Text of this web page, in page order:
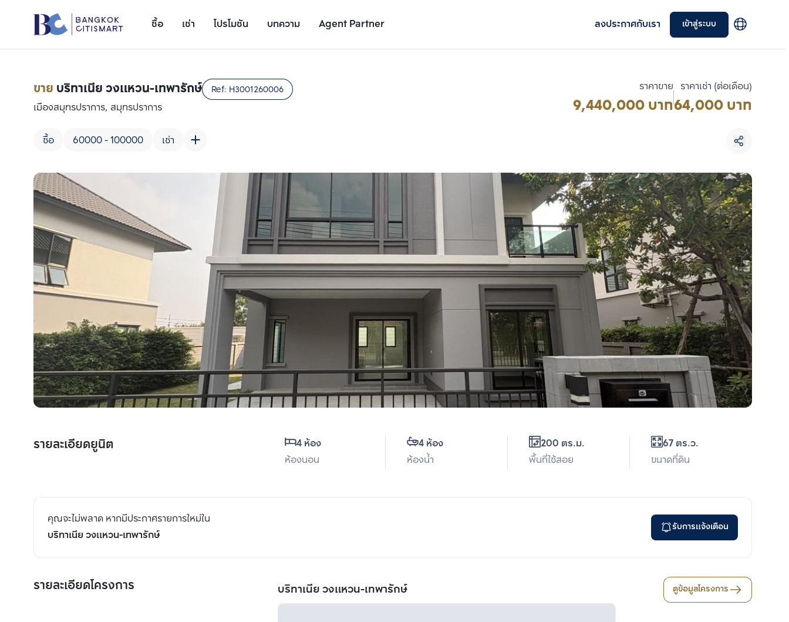
ซื้อ เช่า โปรโมชัน บทความ Agent Partner ลงประกาศกับเรา เข้าสู่ระบบ
รายละเอียดยูนิต
ขาย บริทาเนีย วงแหวน-เทพารักษ์ Ref: H3001260006
เมืองสมุทรปราการ, สมุทรปราการ
ซื้อ 60000 - 100000 เช่า
ราคาขาย
9,440,000 บาท
ราคาเช่า (ต่อเดือน)
64,000 บาท
รายละเอียดยูนิต
4 ห้อง
ห้องนอน
4 ห้อง
ห้องน้ำ
200 ตร.ม.
พื้นที่ใช้สอย
67 ตร.ว.
ขนาดที่ดิน
คุณจะไม่พลาด หากมีประกาศรายการใหม่ใน
บริทาเนีย วงแหวน-เทพารักษ์
รับการแจ้งเตือน
รายละเอียดโครงการ บริทาเนีย วงแหวน-เทพารักษ์ ดูข้อมูลโครงการ
เพิ่มยูนิตเปรียบเทียบ
รายการที่ 1
เพิ่มยูนิตเปรียบเทียบ
รายการที่ 2
เพิ่มยูนิตเปรียบเทียบ
รายการที่ 3
เลือกยูนิตเพื่อเปรียบเทียบ
เลือกได้สูงสุด 3 รายการ
เปรียบเทียบ
ลบทั้งหมด